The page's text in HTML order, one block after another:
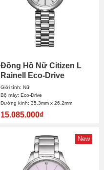
Đồng Hồ Nữ Citizen L
Rainell Eco-Drive
EM1200-55A
35.3mmx26.2mm
Giới tính: Nữ
Bộ máy: Eco-Drive
Đường kính: 35.3mm x 26.2mm
15.085.000₫
New